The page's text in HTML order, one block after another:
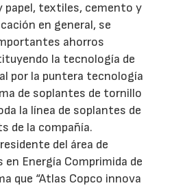
papel, textiles, cemento y
en general, se
ahorros
la tecnología de
por la puntera tecnología
de soplantes de tornillo
la línea de soplantes de
de la compañía.
del área de
en Energía Comprimida de
que “Atlas Copco innova